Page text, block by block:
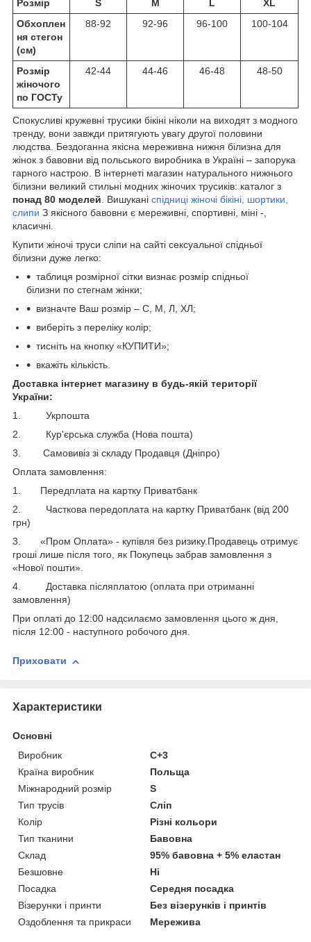
Розмір
S M L
XL
Обхоплен
ня стегон
(см)
88-92 92-96 96-100 100-104
Розмір
жіночого
по ГОСТу
42-44 44-46 46-48 48-50
Спокусливі кружевні трусики бікіні ніколи на виходят з модного
тренду, вони завжди притягують увагу другої половини
людства. Бездоганна якісна мереживна нижня білизна для
жінок з бавовни від польського виробника в Україні – запорука
гарного настрою. В інтернеті магазин натурального нижнього
білизни великий стильні модних жіночих трусиків: каталог з
понад 80 моделей. Вишукані спідниці жіночі бікіні, шортики,
слипи З якісного бавовни є мереживні, спортивні, міні -,
класичні.
Купити жіночі труси сліпи на сайті сексуальної спідньої
білизни дуже легко:
таблиця розмірної сітки визнає розмір спідньої
білизни по стегнам жінки;
визначте Ваш розмір – С, М, Л, ХЛ;
виберіть з переліку колір;
тисніть на кнопку «КУПИТИ»;
вкажіть кількість.
Доставка інтернет магазину в будь-якій території
України:
1. Укрпошта
2. Кур'єрська служба (Нова пошта)
3. Самовивіз зі складу Продавця (Дніпро)
Оплата замовлення:
1. Передплата на картку Приватбанк
2. Часткова передоплата на картку Приватбанк (від 200
грн)
3. «Пром Оплата» - купівля без ризику.Продавець отримує
гроші лише після того, як Покупець забрав замовлення з
«Нової пошти».
4. Доставка післяплатою (оплата при отриманні
замовлення)
При оплаті до 12:00 надсилаємо замовлення цього ж дня,
після 12:00 - наступного робочого дня.
Приховати
Характеристики
Основні
Виробник
C+3
Країна виробник
Польща
Міжнародний розмір
S
Тип трусів
Сліп
Колір
Різні кольори
Тип тканини
Бавовна
Склад
95% бавовна + 5% еластан
Безшовне
Ні
Посадка
Середня посадка
Візерунки і принти
Без візерунків і принтів
Оздоблення та прикраси
Мережива